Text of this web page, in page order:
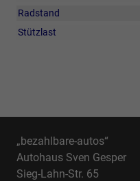
Radstand
Stützlast
„bezahlbare-autos“
Autohaus Sven Gesper
Sieg-Lahn-Str. 65